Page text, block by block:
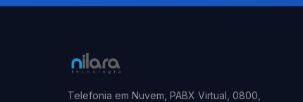
Telefonia em Nuvem, PABX Virtual, 0800,